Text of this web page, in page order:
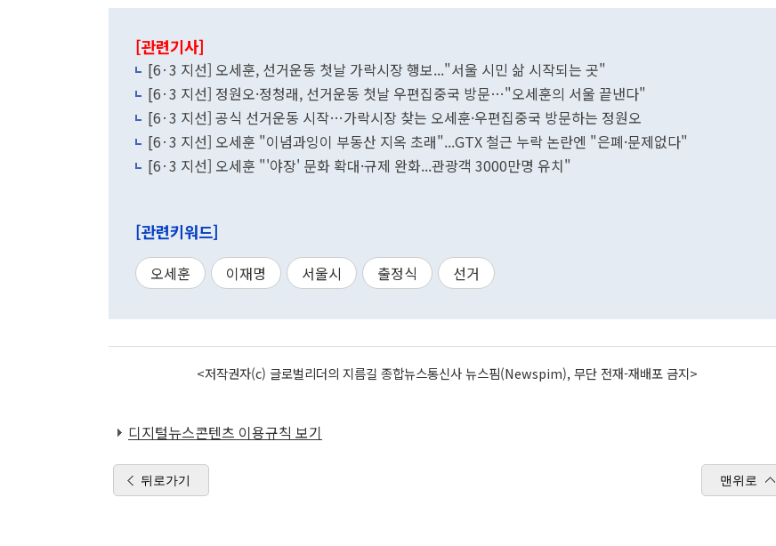
[관련기사]
[6·3 지선] 오세훈, 선거운동 첫날 가락시장 행보..."서울 시민 삶 시작되는 곳"
[6·3 지선] 정원오·정청래, 선거운동 첫날 우편집중국 방문…"오세훈의 서울 끝낸다"
[6·3 지선] 공식 선거운동 시작…가락시장 찾는 오세훈·우편집중국 방문하는 정원오
[6·3 지선] 오세훈 "이념과잉이 부동산 지옥 초래"...GTX 철근 누락 논란엔 "은폐·문제없다"
[6·3 지선] 오세훈 "'야장' 문화 확대·규제 완화...관광객 3000만명 유치"
[관련키워드]
오세훈 이재명 서울시 출정식 선거
<저작권자(c) 글로벌리더의 지름길 종합뉴스통신사 뉴스핌(Newspim), 무단 전재-재배포 금지>
디지털뉴스콘텐츠 이용규칙 보기
뒤로가기 맨위로